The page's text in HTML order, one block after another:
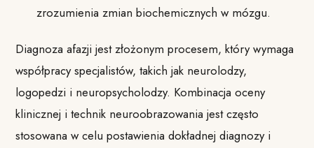
zrozumienia zmian biochemicznych w mózgu.
Diagnoza afazji jest złożonym procesem, który wymaga
współpracy specjalistów, takich jak neurolodzy,
logopedzi i neuropsycholodzy. Kombinacja oceny
klinicznej i technik neuroobrazowania jest często
stosowana w celu postawienia dokładnej diagnozy i